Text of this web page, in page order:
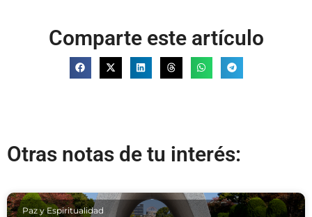
Comparte este artículo
Otras notas de tu interés:
Paz y Espiritualidad